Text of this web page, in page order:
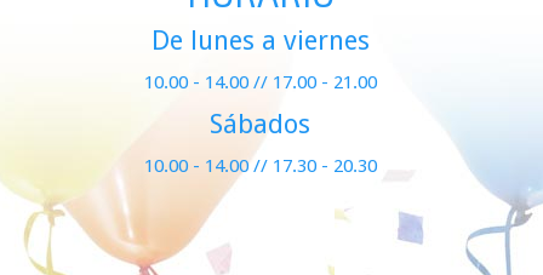
De lunes a viernes
10.00 - 14.00 // 17.00 - 21.00
Sábados
10.00 - 14.00 // 17.30 - 20.30